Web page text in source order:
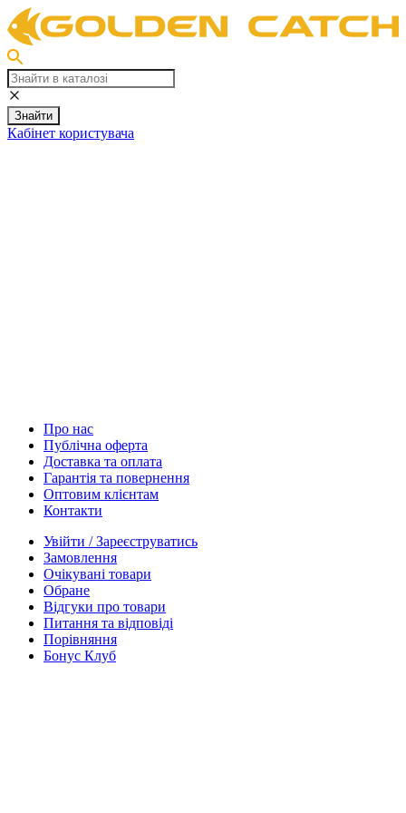
Знайти
Кабінет користувача
Про нас
Публічна оферта
Доставка та оплата
Гарантія та повернення
Оптовим клієнтам
Контакти
Увійти / Зареєструватись
Замовлення
Очікувані товари
Обране
Відгуки про товари
Питання та відповіді
Порівняння
Бонус Клуб